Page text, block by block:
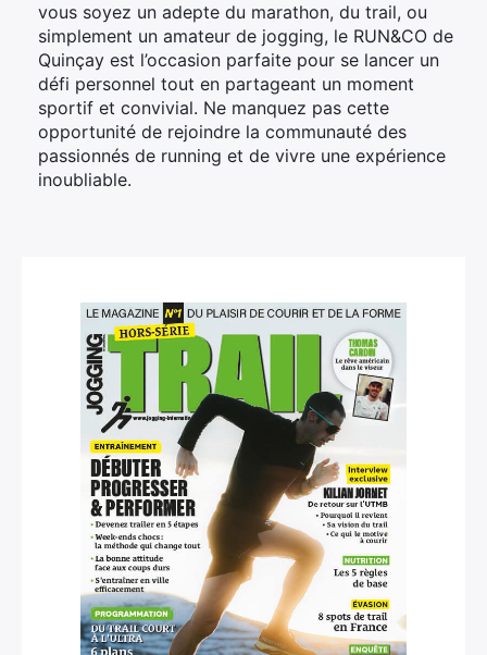
vous soyez un adepte du marathon, du trail, ou
simplement un amateur de jogging, le RUN&CO de
Quinçay est l’occasion parfaite pour se lancer un
défi personnel tout en partageant un moment
sportif et convivial. Ne manquez pas cette
opportunité de rejoindre la communauté des
passionnés de running et de vivre une expérience
inoubliable.